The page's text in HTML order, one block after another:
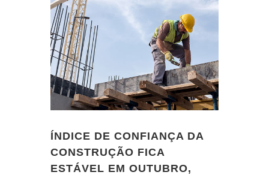
ÍNDICE DE CONFIANÇA DA
CONSTRUÇÃO FICA
ESTÁVEL EM OUTUBRO,